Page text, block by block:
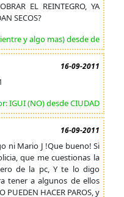
EL REINTEGRO, YA
SECOS?
y algo mas) desde de
16-09-2011
IGUI (NO) desde CIUDAD
16-09-2011
ni Mario J !Que bueno! Si
que me cuestionas la
de la pc, Y te lo digo
tener a algunos de ellos
HACER PAROS, y